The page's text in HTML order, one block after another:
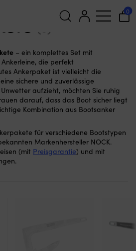
0
– ein komplettes Set mit
die perfekt
Ankerpaket ist vielleicht die
sichere und zuverlässige
aufzieht, möchten Sie ruhig
darauf, dass das Boot sicher liegt
Kombination aus Bootsanker
für verschiedene Bootstypen
Markenhersteller NOCK.
(mit Preisgarantie) und mit